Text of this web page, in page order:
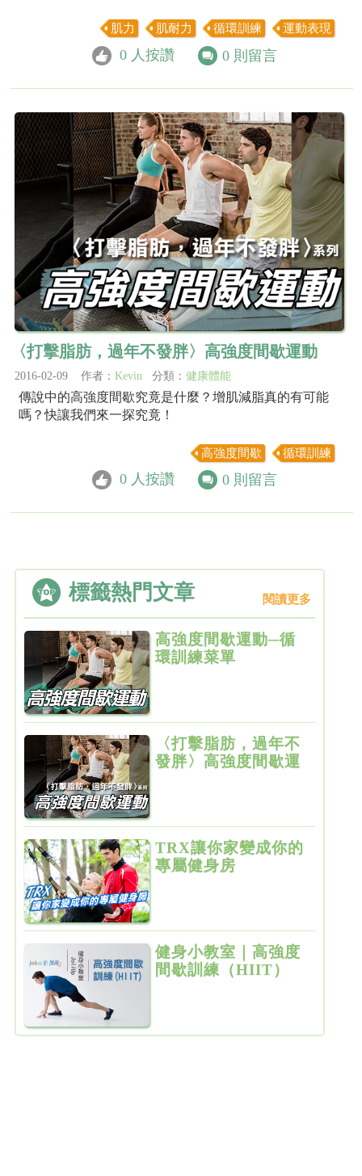
肌力 肌耐力 循環訓練 運動表現
0 人按讚 0 則留言
〈打擊脂肪，過年不發胖〉高強度間歇運動
2016-02-09 作者： Kevin 分類： 健康體能
傳說中的高強度間歇究竟是什麼？增肌減脂真的有可能
嗎？快讓我們來一探究竟！
高強度間歇 循環訓練
0 人按讚 0 則留言
標籤熱門文章 閱讀更多
高強度間歇運動─循
環訓練菜單
〈打擊脂肪，過年不
發胖〉高強度間歇運
TRX讓你家變成你的
專屬健身房
健身小教室｜高強度
間歇訓練（HIIT）